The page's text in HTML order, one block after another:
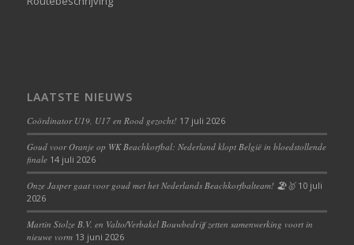
LAATSTE NIEUWS
Coördinator U19, U17 en Rood gezocht! 17 juli 2026
Goud voor Oranje op WK Beachkorfbal: Nederland klopt België in bloedstollende
finale 14 juli 2026
Onze Jasper gaat voor goud met het Nederlands Beachkorfbalteam! 🏖️🥇 10 juli
2026
Martin Stolze B.V. en Valto/Verbakel Bouwbedrijf zetten samenwerking voort in
nieuwe vorm 13 juni 2026